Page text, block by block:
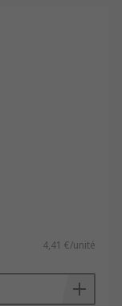
4,41 €/unité